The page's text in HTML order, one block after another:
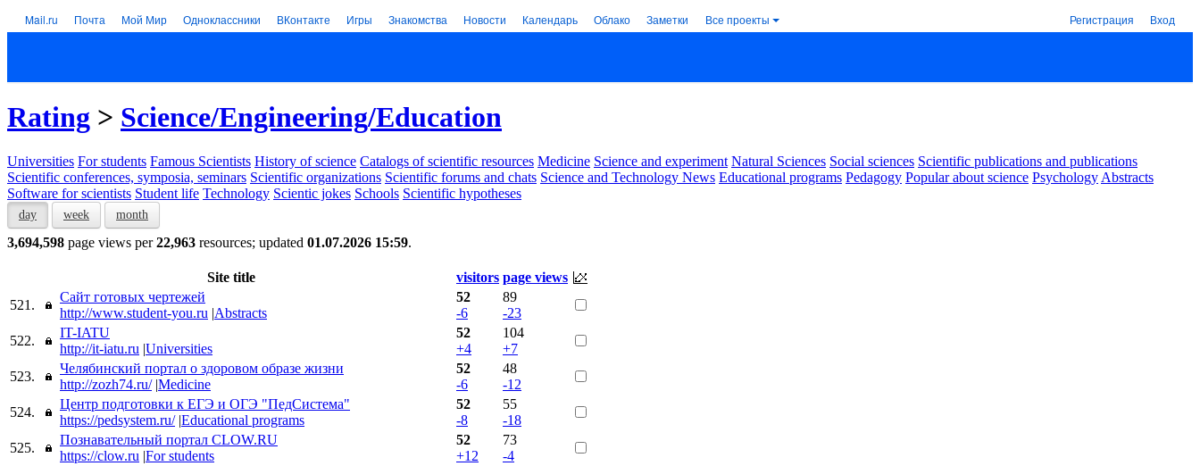
Mail.ru Почта Мой Мир Одноклассники ВКонтакте Игры Знакомства Новости Календарь Облако Заметки Все проекты Регистрация Вход
Rating > Science/Engineering/Education
Universities For students Famous Scientists History of science Catalogs of scientific resources Medicine Science and experiment Natural Sciences Social sciences Scientific publications and publications
Scientific conferences, symposia, seminars Scientific organizations Scientific forums and chats Science and Technology News Educational programs Pedagogy Popular about science Psychology Abstracts
Software for scientists Student life Technology Scientic jokes Schools Scientific hypotheses
day week month
3,694,598 page views per22,963 resources; updated 01.07.2026 15:59.
Site title visitors page views
521.
Сайт готовых чертежей
http://www.student-you.ru |Abstracts
52
-6
89
-23
522.
IT-IATU
http://it-iatu.ru |Universities
52
+4
104
+7
523.
Челябинский портал о здоровом образе жизни
http://zozh74.ru/ |Medicine
52
-6
48
-12
524.
Центр подготовки к ЕГЭ и ОГЭ "ПедСистема"
https://pedsystem.ru/ |Educational programs
52
-8
55
-18
525.
Познавательный портал CLOW.RU
https://clow.ru |For students
52
+12
73
-4